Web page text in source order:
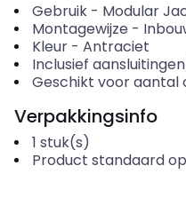
Gebruik- Modular
Montagewijze -
Kleur- Antraciet
Inclusief
Geschikt voor
Verpakkingsinfo
1 stuk(s)
Product standaard